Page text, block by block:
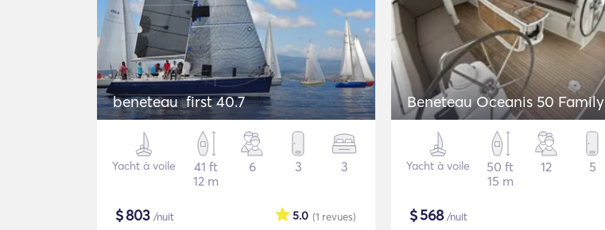
beneteau first 40.7
Yacht à voile
41 ft
12 m
6 3 3
$803 /nuit (1 revues)
5.0
Beneteau Oceanis 50 Family
Yacht à voile
50 ft
15 m
12 5
$568/nuit